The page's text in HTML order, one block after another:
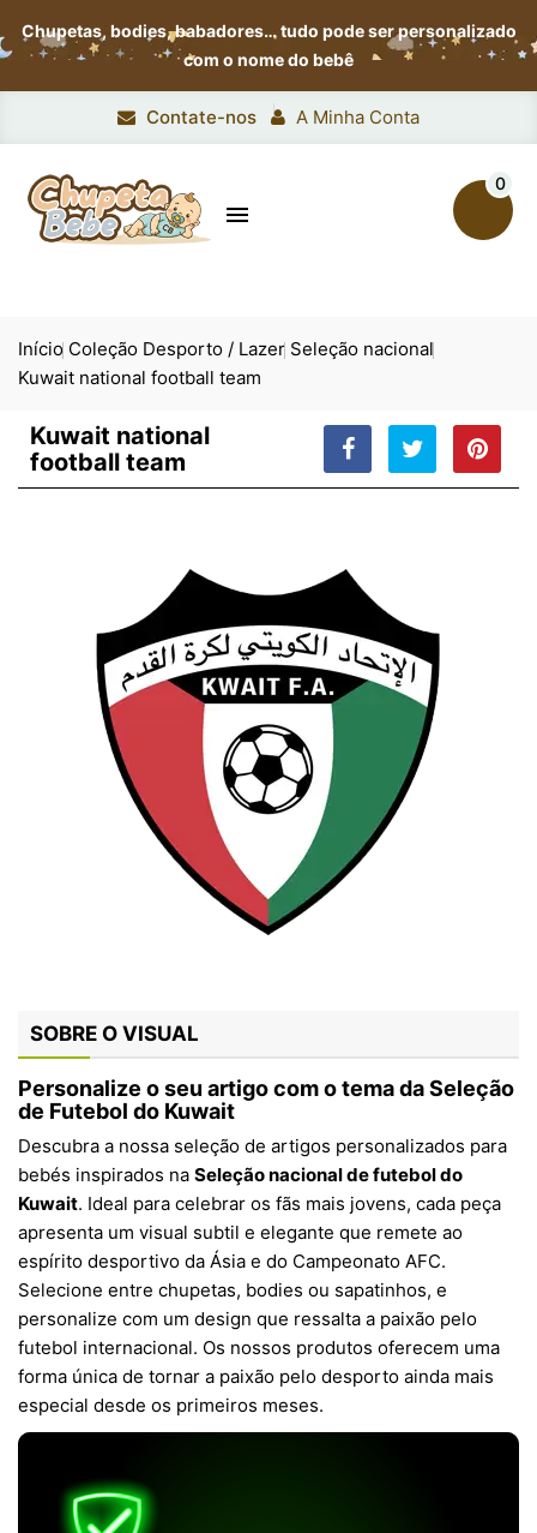
Chupetas, bodies, babadores…tudo pode ser personalizado
com o nome do bebê
Contate-nos A Minha Conta

0
Início Coleção Desporto / Lazer Seleção nacional
Kuwait national football team
Kuwait national
football team
SOBRE O VISUAL
Personalize o seu artigo com o tema da Seleção
de Futebol do Kuwait
Descubra a nossa seleção de artigos personalizados para
bebés inspirados na Seleção nacional de futebol do
Kuwait. Ideal para celebrar os fãs mais jovens, cada peça
apresenta um visual subtil e elegante que remete ao
espírito desportivo da Ásia e do Campeonato AFC.
Selecione entre chupetas, bodies ou sapatinhos, e
personalize com um design que ressalta a paixão pelo
futebol internacional. Os nossos produtos oferecem uma
forma única de tornar a paixão pelo desporto ainda mais
especial desde os primeiros meses.